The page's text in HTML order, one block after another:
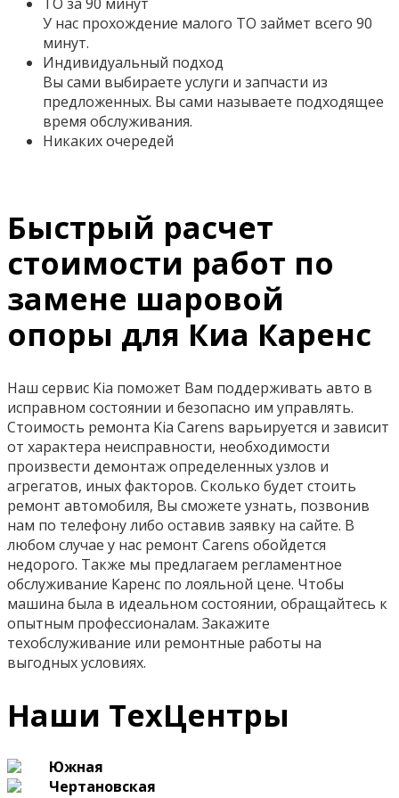
У нас прохождение малого ТО займет всего 90
минут.
Индивидуальный подход
Вы сами выбираете услуги и запчасти из
предложенных. Вы сами называете подходящее
время обслуживания.
Никаких очередей
Быстрый расчет
стоимости работ по
замене шаровой
опоры для Киа Каренс
Наш сервис Kia поможет Вам поддерживать авто в
исправном состоянии и безопасно им управлять.
Стоимость ремонта Kia Carens варьируется и зависит
от характера неисправности, необходимости
произвести демонтаж определенных узлов и
агрегатов, иных факторов. Сколько будет стоить
ремонт автомобиля, Вы сможете узнать, позвонив
нам по телефону либо оставив заявку на сайте. В
любом случае у нас ремонт Carens обойдется
недорого. Также мы предлагаем регламентное
обслуживание Каренс по лояльной цене. Чтобы
машина была в идеальном состоянии, обращайтесь к
опытным профессионалам. Закажите
техобслуживание или ремонтные работы на
выгодных условиях.
Наши ТехЦентры
Южная
Чертановская